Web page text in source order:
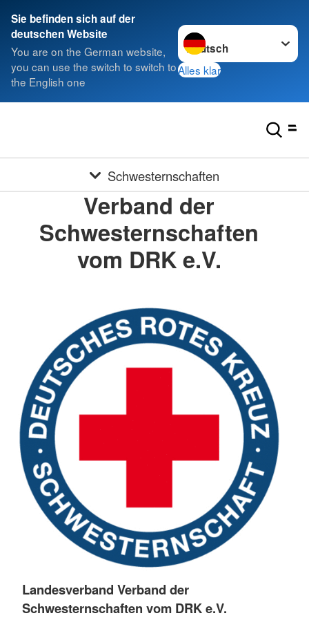
Sie befinden sich auf der
deutschen Website
You are on the German website,
you can use the switch to switch to
the English one
Sprache wechseln zu
Alles klar
Schwesternschaften
Verband der
Schwesternschaften
vom DRK e.V.
Landesverband Verband der
Schwesternschaften vom DRK e.V.